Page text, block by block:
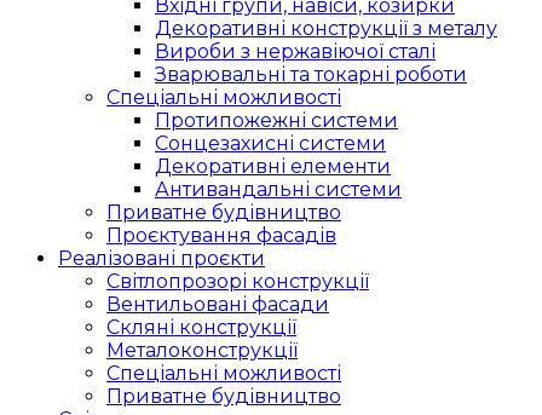
Вхідні групи, навіси, козирки
Декоративні конструкції з металу
Вироби з нержавіючої сталі
Зварювальні та токарні роботи
Спеціальні можливості
Протипожежні системи
Сонцезахисні системи
Декоративні елементи
Антивандальні системи
Приватне будівництво
Проєктування фасадів
Реалізовані проєкти
Світлопрозорі конструкції
Вентильовані фасади
Скляні конструкції
Металоконструкції
Спеціальні можливості
Приватне будівництво